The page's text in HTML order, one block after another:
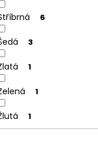
6
3
1
1
1